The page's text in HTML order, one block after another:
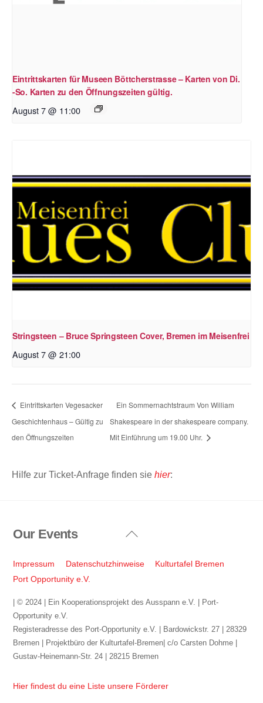
Eintrittskarten für Museen Böttcherstrasse – Karten von Di.
-So. Karten zu den Öffnungszeiten gültig.
August 7 @ 11:00
Stringsteen – Bruce Springsteen Cover, Bremen im Meisenfrei
August 7 @ 21:00
Eintrittskarten Vegesacker
Geschichtenhaus – Gültig zu
den Öffnungszeiten
Ein Sommernachtstraum Von William
Shakespeare in der shakespeare company.
Mit Einführung um 19.00 Uhr.
Hilfe zur Ticket-Anfrage finden sie hier:
Back
Top
Our Events
Impressum Datenschutzhinweise
Kulturtafel Bremen
Port Opportunity e.V.
| © 2024 | Ein Kooperationsprojekt des Ausspann e.V. | Port-
Opportunity e.V.
Registeradresse des Port-Opportunity e.V. | Bardowickstr. 27 | 28329
Bremen | Projektbüro der Kulturtafel-Bremen| c/o Carsten Dohme |
Gustav-Heinemann-Str. 24 | 28215 Bremen
Hier findest du eine Liste unsere Förderer